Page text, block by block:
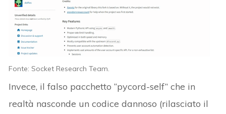
Fonte: Socket Research Team.
Invece, il falso pacchetto “pycord-self” che in
realtà nasconde un codice dannoso (rilasciato il